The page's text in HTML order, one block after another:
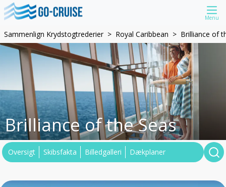
Menu
Sammenlign Krydstogtrederier Royal Caribbean Brilliance of
Brilliance of the Seas
Oversigt Skibsfakta Billedgalleri Dækplaner